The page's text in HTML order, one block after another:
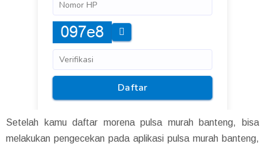
Setelah kamu daftar morena pulsa murah banteng, bisa
melakukan pengecekan pada aplikasi pulsa murah banteng,